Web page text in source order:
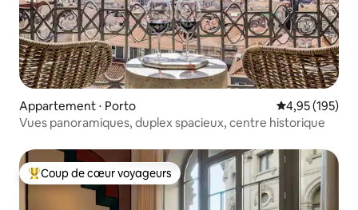
Appartement ⋅ Porto Évaluation
4,95 (195)
Vues panoramiques, duplex spacieux, centre historique
Coups de cœur voyageurs les plus appréciés
Coup de cœur voyageurs